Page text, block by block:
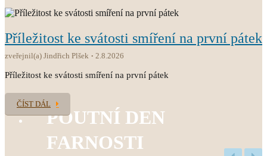
POUTNÍ DEN
FARNOSTI
Příležitost ke svátosti smíření na první pátek
zveřejnil(a) Jindřich Plšek 2.8.2026
Příležitost ke svátosti smíření na první pátek
ČÍST DÁL